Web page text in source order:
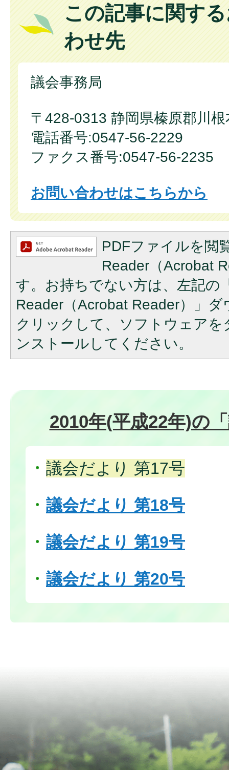
この記事に関す
わせ先
議会事務局
〒428-0313 静岡県榛原郡川
電話番号:0547-56-2229
ファクス番号:0547-56-2235
お問い合わせはこちらから
PDFファイルを閲
Reader（Acrobat
す。お持ちでない方は、左記の
Reader（Acrobat Reader）」
クリックして、ソフトウェア
ンストールしてください。
2010年(平成22年)の
議会だより 第17号
議会だより 第18号
議会だより 第19号
議会だより 第20号